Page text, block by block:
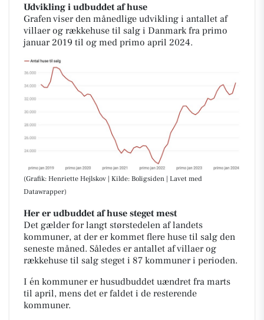
Udvikling i udbuddet af huse
Grafen viser den månedlige udvikling i antallet af
villaer og rækkehuse til salg i Danmark fra primo
januar 2019 til og med primo april 2024.
(Grafik: Henriette Hejlskov | Kilde: Boligsiden | Lavet med
Datawrapper)
Her er udbuddet af huse steget mest
Det gælder for langt størstedelen af landets
kommuner, at der er kommet flere huse til salg den
seneste måned. Således er antallet af villaer og
rækkehuse til salg steget i 87 kommuner i perioden.
I én kommuner er husudbuddet uændret fra marts
til april, mens det er faldet i de resterende
kommuner.